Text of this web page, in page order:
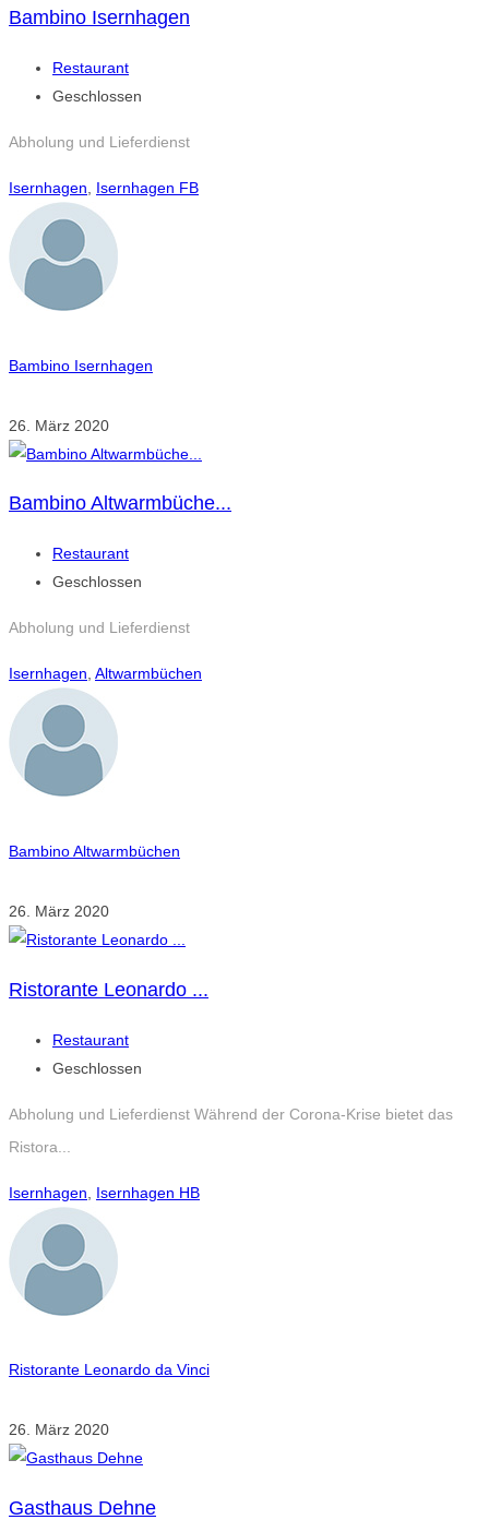
Bambino Isernhagen
Restaurant
Geschlossen
Abholung und Lieferdienst
Isernhagen, Isernhagen FB
Bambino Isernhagen
26. März 2020
Bambino Altwarmbüche...
Restaurant
Geschlossen
Abholung und Lieferdienst
Isernhagen, Altwarmbüchen
Bambino Altwarmbüchen
26. März 2020
Ristorante Leonardo ...
Restaurant
Geschlossen
Abholung und Lieferdienst Während der Corona-Krise bietet das
Ristora...
Isernhagen Isernhagen HB
Ristorante Leonardo da Vinci
26. März 2020
Gasthaus Dehne